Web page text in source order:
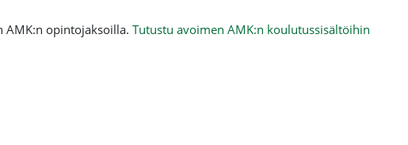
AMK:n opintojaksoilla. Tutustu avoimen AMK:n koulutussisältöihin